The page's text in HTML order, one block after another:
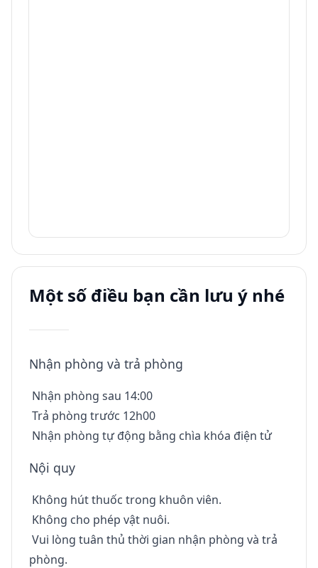
Một số điều bạn cần lưu ý nhé
Nhận phòng và trả phòng
Nhận phòng sau 14:00
Trả phòng trước 12h00
Nhận phòng tự động bằng chìa khóa điện tử
Nội quy
Không hút thuốc trong khuôn viên.
Không cho phép vật nuôi.
Vui lòng tuân thủ thời gian nhận phòng và trả
phòng.